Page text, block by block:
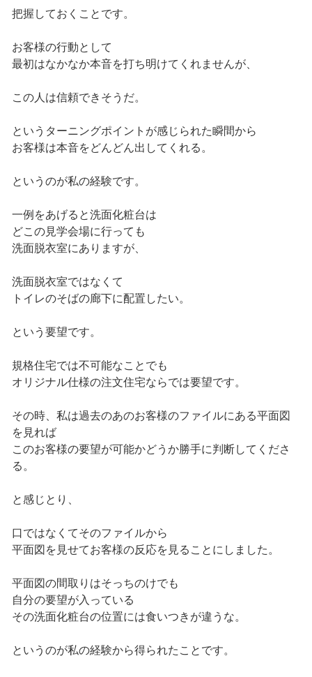
把握しておくことです。
お客様の行動として
最初はなかなか本音を打ち明けてくれませんが、
この人は信頼できそうだ。
というターニングポイントが感じられた瞬間から
お客様は本音をどんどん出してくれる。
というのが私の経験です。
一例をあげると洗面化粧台は
どこの見学会場に行っても
洗面脱衣室にありますが、
洗面脱衣室ではなくて
トイレのそばの廊下に配置したい。
という要望です。
規格住宅では不可能なことでも
オリジナル仕様の注文住宅ならでは要望です。
その時、私は過去のあのお客様のファイルにある平面図
を見れば
このお客様の要望が可能かどうか勝手に判断してくださ
る。
と感じとり、
口ではなくてそのファイルから
平面図を見せてお客様の反応を見ることにしました。
平面図の間取りはそっちのけでも
自分の要望が入っている
その洗面化粧台の位置には食いつきが違うな。
というのが私の経験から得られたことです。